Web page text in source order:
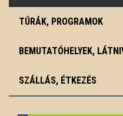
TÚRÁK, PROGRAMOK
BEMUTATÓHELYEK,
SZÁLLÁS, ÉTKEZÉS